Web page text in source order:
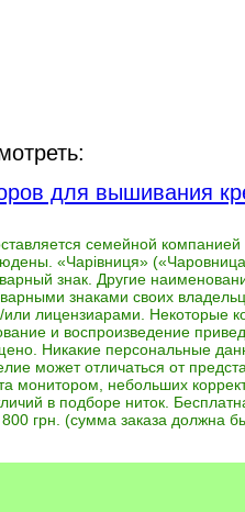
для вышивания
семейной компанией
«Чарівниця»
знак. Другие
знаками своих
или лицензиарами. Некоторые
и воспроизведение
Никакие персональные
может отличаться от
монитором, небольших
в подборе ниток.
грн. (сумма заказа должна